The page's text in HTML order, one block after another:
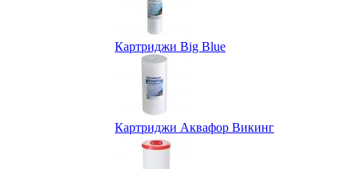
Картриджи Big Blue
Картриджи Аквафор Викинг